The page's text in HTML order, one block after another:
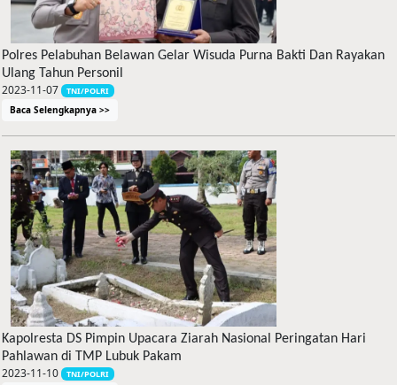
Polres Pelabuhan Belawan Gelar Wisuda Purna Bakti Dan Rayakan
Ulang Tahun Personil
2023-11-07 TNI/POLRI
Baca Selengkapnya >>
Kapolresta DS Pimpin Upacara Ziarah Nasional Peringatan Hari
Pahlawan di TMP Lubuk Pakam
2023-11-10 TNI/POLRI